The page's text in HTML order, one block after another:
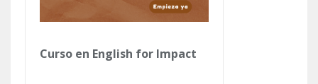
Curso en English for Impact